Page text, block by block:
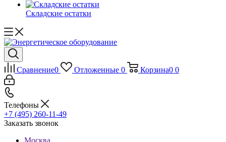
Складские остатки
Сравнение0 Отложенные 0 Корзина0 0
Телефоны
+7 (495) 260-11-49
Заказать звонок
Москва